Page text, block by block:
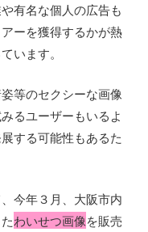
有名な個人の広告も
ーを獲得するかが熱
います。
等のセクシーな画像
るユーザーもいるよ
する可能性もあるた
今年３月、大阪市内
たわいせつ画像を販売